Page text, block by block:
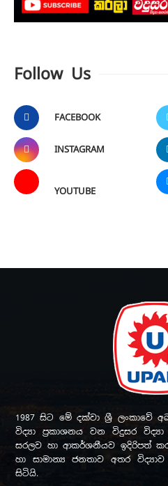
Follow Us
FACEBOOK
INSTAGRAM
YOUTUBE
1987 සිට මේ දක්වා ශ්‍රී
විද්‍යා ප්‍රකාශනය වන විදුසර
සරලව හා ආකර්ශනීයව ඉදිරිපත්
හා සාමාන්‍ය ජනතාව අතර
සිටියි.